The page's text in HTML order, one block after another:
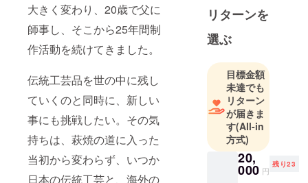
大きく変わり、20歳で父に
師事し、そこから25年間制
作活動を続けてきました。
伝統工芸品を世の中に残し
ていくのと同時に、新しい
事にも挑戦したい。その気
持ちは、萩焼の道に入った
当初から変わらず、いつか
日本の伝統工芸と、海外の
ます。
5人の母親と
いうことも
あり、萩市
の将来のビ
ジョンを明
るくグロー
バルに！が
目標です。
よろしくお
願い致しま
リターンを
選ぶ
目標金額
未達でも
リターン
が届きま
す(All-in
方式)
20,
000 円
残り23